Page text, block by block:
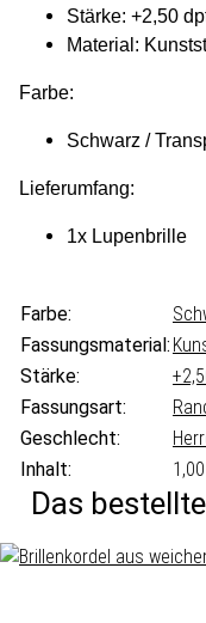
Stärke: +2,50
Material:
Farbe:
Schwarz /
Lieferumfang:
1x Lupenbrille
Farbe:
Fassungsmaterial:
Stärke:
Fassungsart:
Geschlecht:
Inhalt:
Das